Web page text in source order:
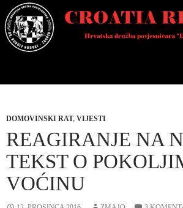
Skoči
do
sadržaja
DOMOVINSKI RAT, VIJESTI
REAGIRANJE NA
TEKST O
VOĆINU